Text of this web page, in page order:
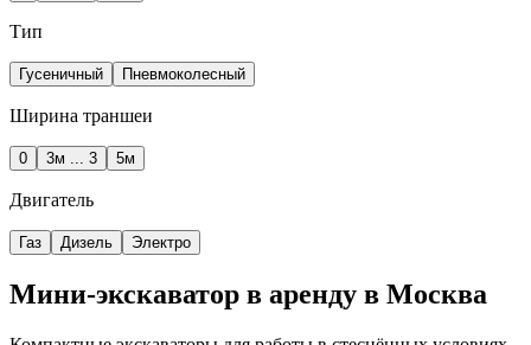
Тип
Гусеничный Пневмоколесный
Ширина траншеи
0 3м ... 3 5м
Двигатель
Газ Дизель Электро
Мини-экскаватор в аренду в Москва